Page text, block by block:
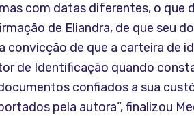
com datas diferentes, o
de Eliandra, de que seu
convicção de que a carteira
de Identificação quando
confiados a sua
pela autora”, finalizou